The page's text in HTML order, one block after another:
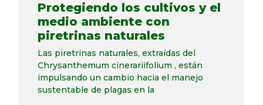
Protegiendo los cultivos y el
medio ambiente con
piretrinas naturales
Las piretrinas naturales, extraídas del
Chrysanthemum cinerariifolium , están
impulsando un cambio hacia el manejo
sustentable de plagas en la